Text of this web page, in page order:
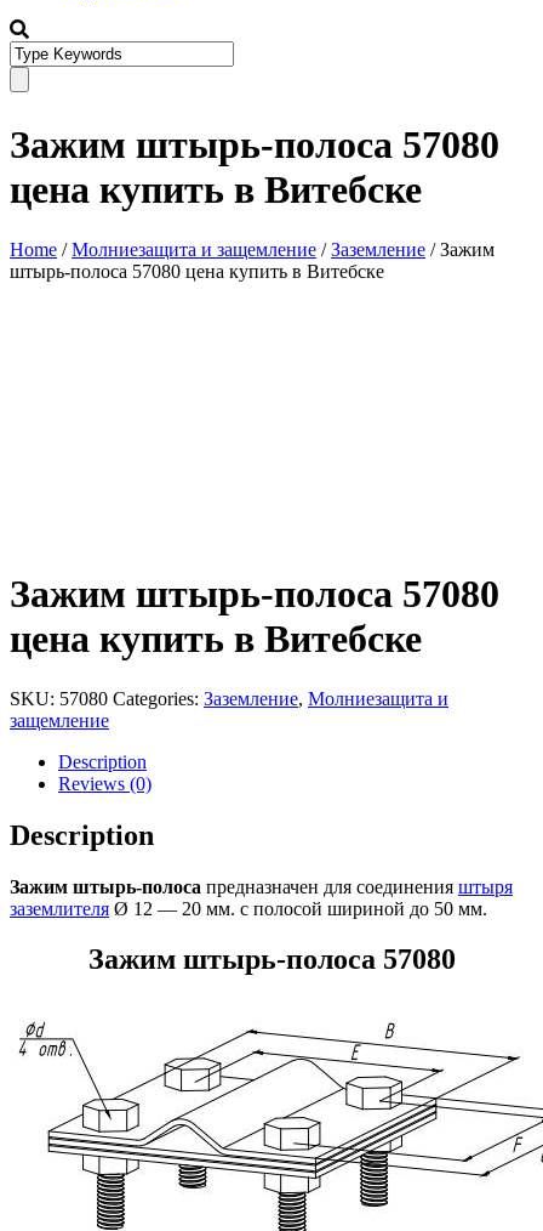
Зажим штырь-полоса 57080
цена купить в Витебске
Home /Молниезащита и защемление /Заземление / Зажим
штырь-полоса 57080 цена купить в Витебске
Зажим штырь-полоса 57080
цена купить в Витебске
SKU: 57080 Categories: Заземление, Молниезащита и
защемление
Description
Reviews (0)
Description
Зажим штырь-полоса предназначен для соединения штыря
заземлителя Ø 12 — 20 мм. с полосой шириной до 50 мм.
Зажим штырь-полоса 57080